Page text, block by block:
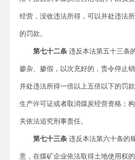
经营，没收违法所得，可以并处违法
的罚款。
第七十二条 违反本法第五十三条
掺杂、掺假，以次充好的，责令停止
并处违法所得一倍以上五倍以下的罚
生产许可证或者取消煤炭经营资格；
关依法追究刑事责任。
第七十三条 违反本法第六十条的
意，在煤矿企业依法取得土地使用权